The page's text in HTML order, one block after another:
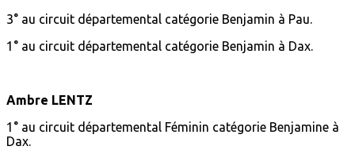
3° au circuit départemental catégorie Benjamin à Pau.
1° au circuit départemental catégorie Benjamin à Dax.
Ambre LENTZ
1° au circuit départemental Féminin catégorie Benjamine à
Dax.